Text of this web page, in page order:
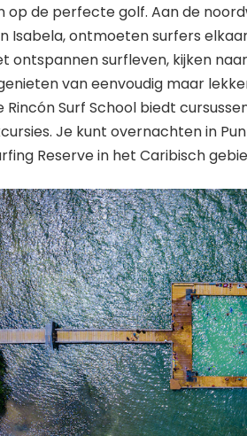
op de perfecte golf. Aan de
Isabela, ontmoeten surfers
ontspannen surfleven, kijken
van eenvoudig maar
Rincón Surf School biedt
Je kunt overnachten in
Reserve in het Caribisch